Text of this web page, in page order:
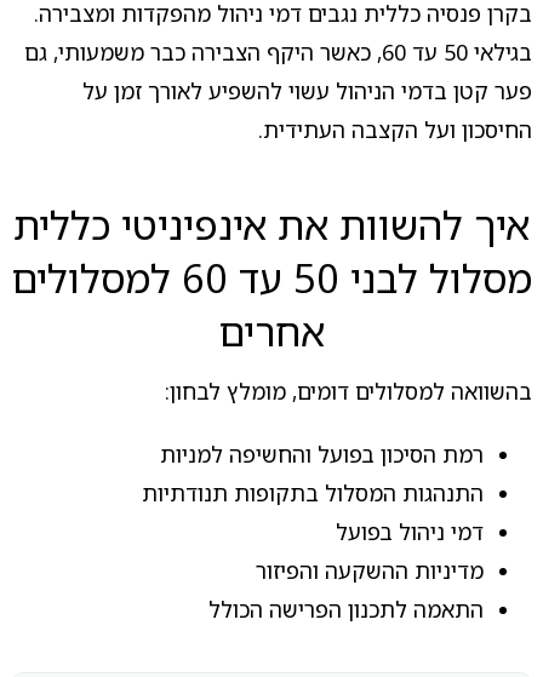
בקרן פנסיה כללית נגבים דמי ניהול מהפקדות ומצבירה.
בגילאי 50 עד 60, כאשר היקף הצבירה כבר משמעותי, גם
פער קטן בדמי הניהול עשוי להשפיע לאורך זמן על
החיסכון ועל הקצבה העתידית.
איך להשוות את אינפיניטי כללית
מסלול לבני 50 עד 60 למסלולים
אחרים
בהשוואה למסלולים דומים, מומלץ לבחון:
רמת הסיכון בפועל והחשיפה למניות
התנהגות המסלול בתקופות תנודתיות
דמי ניהול בפועל
מדיניות ההשקעה והפיזור
התאמה לתכנון הפרישה הכולל